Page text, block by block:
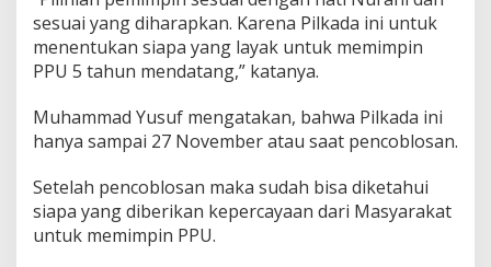
sesuai yang diharapkan. Karena Pilkada ini untuk
menentukan siapa yang layak untuk memimpin
PPU 5 tahun mendatang,” katanya.
Muhammad Yusuf mengatakan, bahwa Pilkada ini
hanya sampai 27 November atau saat pencoblosan.
Setelah pencoblosan maka sudah bisa diketahui
siapa yang diberikan kepercayaan dari Masyarakat
untuk memimpin PPU.